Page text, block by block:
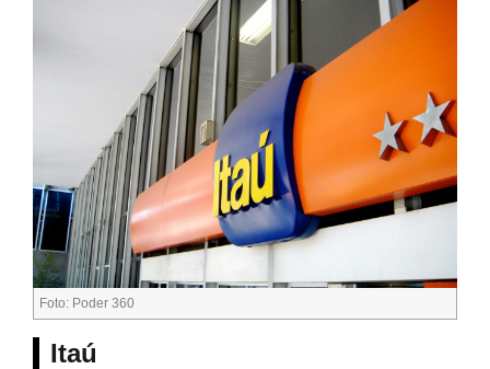
Foto: Poder 360
Itaú